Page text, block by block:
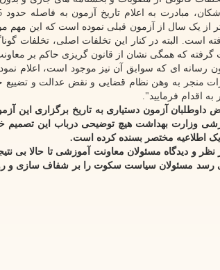
از یک سال از آزمون قبلی نموده است که این مهم
است. البته در کنار این تخلفات اصلی، تخلفات
گرفته که همگی نشان از قانون گریزی حاکم بر
رسانه ای که سوابق آن نیز موجود است، اعلام
منجر به وهن نظام قضایی و نقض عدالت و
اقدام فرمایید".
داوطلبان آزمون دستیاری به تاریخ برگزاری این
وزارت بهداشت هیچ توضیحی درباب این تصمیم
اطلاعیه مختصر بسنده کرده است.
نظر و دیدگاه مسئولان معاونت آموزشی تا حالا بی
رسد مسئولان سیاست سکوت را بر شفاف سازی و